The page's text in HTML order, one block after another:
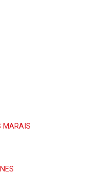
MARAIS